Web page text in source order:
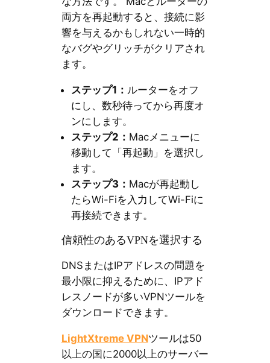
両方を再起動すると、接続に影
響を与えるかもしれない一時的
なバグやグリッチがクリアされ
ます。
ステップ1： ルーターをオフ
にし、数秒待ってから再度オ
ンにします。
ステップ2： Macメニューに
移動して「再起動」を選択し
ます。
ステップ3： Macが再起動し
たらWi-Fiを入力してWi-Fiに
再接続できます。
信頼性のあるVPNを選択する
DNSまたはIPアドレスの問題を
最小限に抑えるために、IPアド
レスノードが多いVPNツールを
ダウンロードできます。
LightXtreme VPNツールは50
以上の国に2000以上のサーバー